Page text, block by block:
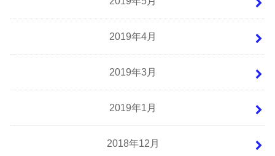
2019年4月
2019年3月
2019年1月
2018年12月